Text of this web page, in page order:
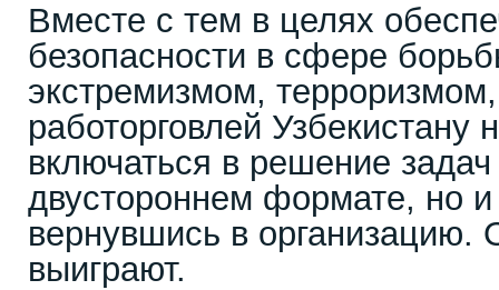
Вместе с тем в целях
безопасности в сфере
экстремизмом,
работорговлей Узбекистану
включаться в решение задач
двустороннем формате, но
вернувшись в организацию.
выиграют.